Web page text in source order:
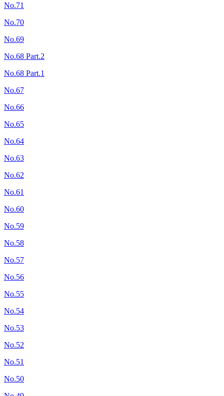
No.71
No.70
No.69
No.68 Part.2
No.68 Part.1
No.67
No.66
No.65
No.64
No.63
No.62
No.61
No.60
No.59
No.58
No.57
No.56
No.55
No.54
No.53
No.52
No.51
No.50